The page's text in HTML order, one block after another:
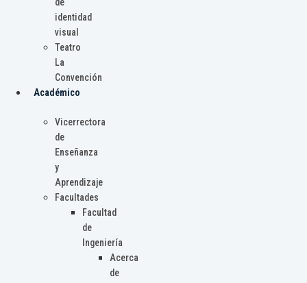
de
identidad
visual
Teatro
La
Convención
Académico
Vicerrectora
de
Enseñanza
y
Aprendizaje
Facultades
Facultad
de
Ingeniería
Acerca
de